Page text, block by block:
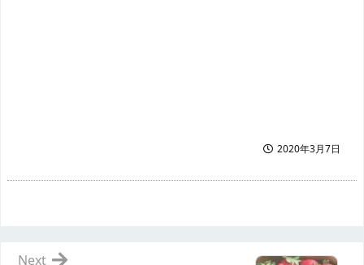
2020年3月7日
Next